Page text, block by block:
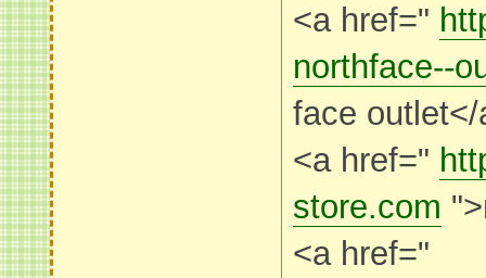
<a href="
northface--
face outlet</
<a href="
store.com
<a href="